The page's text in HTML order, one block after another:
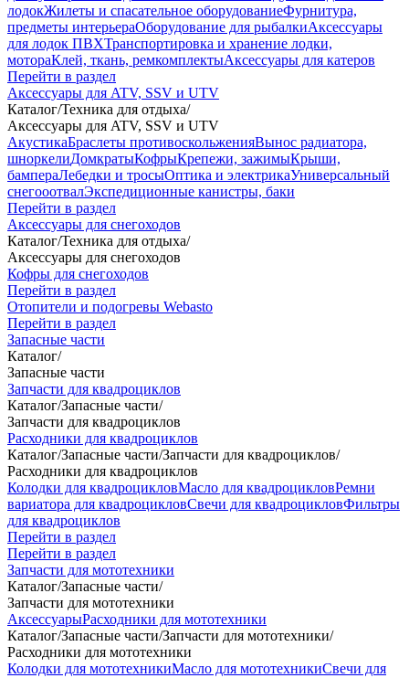
лодокЖилеты и спасательное оборудованиеФурнитура,
предметы интерьераОборудование для рыбалкиАксессуары
для лодок ПВХТранспортировка и хранение лодки,
мотораКлей, ткань, ремкомплектыАксессуары для катеров
Перейти в раздел
Аксессуары для ATV, SSV и UTV
Каталог/Техника для отдыха/
Аксессуары для ATV, SSV и UTV
АкустикаБраслеты противоскольженияВынос радиатора,
шноркелиДомкратыКофрыКрепежи, зажимыКрыши,
бампераЛебедки и тросыОптика и электрикаУниверсальный
снегооотвалЭкспедиционные канистры, баки
Перейти в раздел
Аксессуары для снегоходов
Каталог/Техника для отдыха/
Аксессуары для снегоходов
Кофры для снегоходов
Перейти в раздел
Отопители и подогревы Webasto
Перейти в раздел
Запасные части
Каталог/
Запасные части
Запчасти для квадроциклов
Каталог/Запасные части/
Запчасти для квадроциклов
Расходники для квадроциклов
Каталог/Запасные части/Запчасти для квадроциклов/
Расходники для квадроциклов
Колодки для квадроцикловМасло для квадроцикловРемни
вариатора для квадроцикловСвечи для квадроцикловФильтры
для квадроциклов
Перейти в раздел
Перейти в раздел
Запчасти для мототехники
Каталог/Запасные части/
Запчасти для мототехники
АксессуарыРасходники для мототехники
Каталог/Запасные части/Запчасти для мототехники/
Расходники для мототехники
Колодки для мототехникиМасло для мототехникиСвечи для